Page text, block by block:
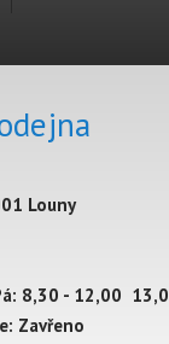
Louny
8,30 - 12,00